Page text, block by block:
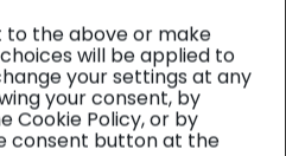
the above or make
will be applied to
your settings at any
your consent, by
Cookie Policy, or by
consent button at the